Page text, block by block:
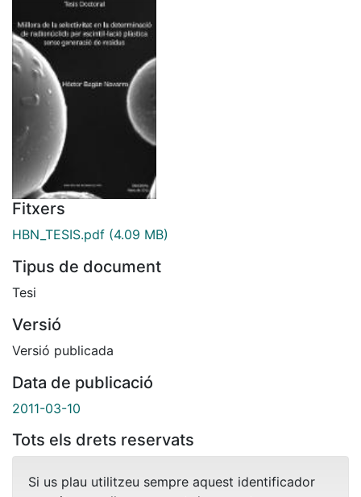
Fitxers
HBN_TESIS.pdf (4.09 MB)
Tipus de document
Tesi
Versió
Versió publicada
Data de publicació
2011-03-10
Tots els drets reservats
Si us plau utilitzeu sempre aquest identificador